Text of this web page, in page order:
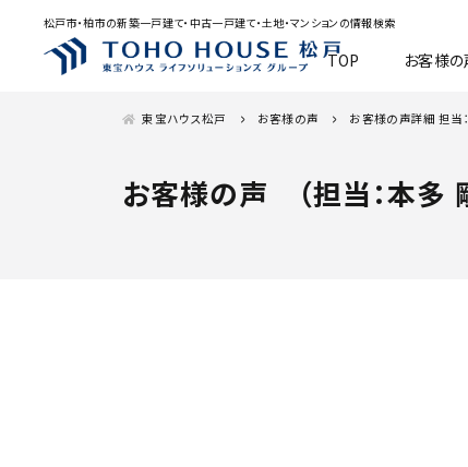
松戸市・柏市の新築一戸建て・中古一戸建て・土地・マンションの情報検索
TOP お客様の
東宝ハウス松戸 お客様の声 お客様の声詳細 担当
お客様の声 （担当：本多